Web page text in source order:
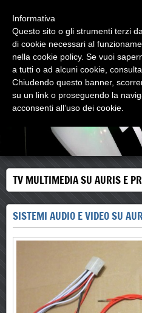
MC
CAR & TAXI
TV MULTIMEDIA SU AURIS E
SISTEMI AUDIO E VIDEO SU
Informativa
Questo sito o gli strumenti terzi
di cookie necessari al
nella cookie policy. Se vuoi
a tutti o ad alcuni cookie,
Chiudendo questo banner,
su un link o proseguendo la
acconsenti all’uso dei cookie.